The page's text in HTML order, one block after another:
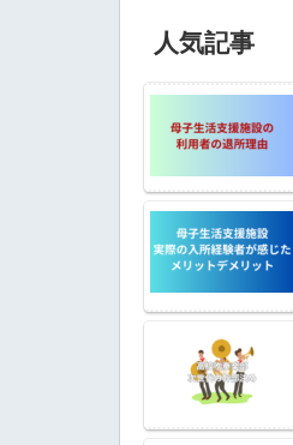
人気記事